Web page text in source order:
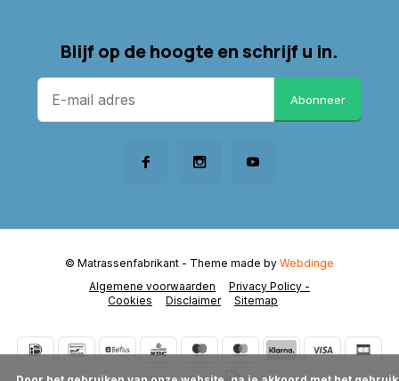
Blijf op de hoogte en schrijf u in.
Abonneer
Algemene voorwaarden
Privacy Policy -
Cookies
Disclaimer Sitemap
© Matrassenfabrikant - Theme made by Webdinge